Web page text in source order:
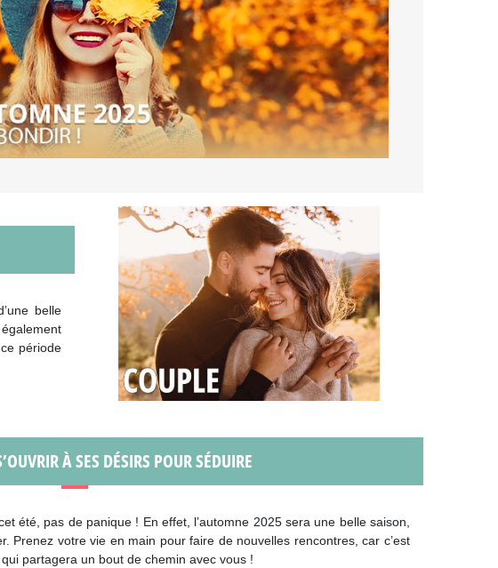
belle
période
À SES DÉSIRS POUR SÉDUIRE
été, pas de panique ! En effet, l’automne 2025 sera une belle saison,
Prenez votre vie en main pour faire de nouvelles rencontres, car c’est
partagera un bout de chemin avec vous !